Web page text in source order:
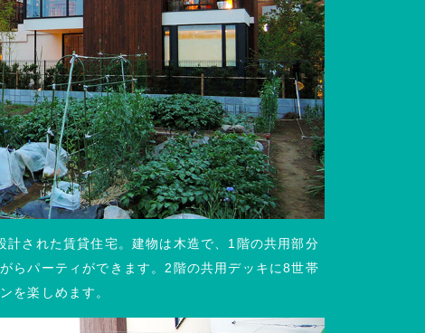
された賃貸住宅。建物は木造で、1階の共用部分
らパーティができます。2階の共用デッキに8世帯
を楽しめます。